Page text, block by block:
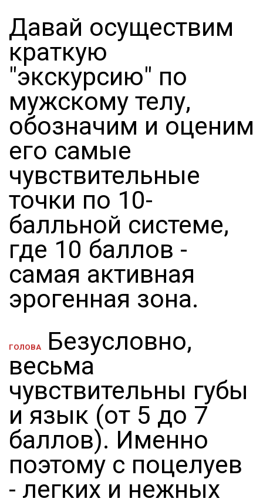
Давай осуществим
краткую
"экскурсию" по
мужскому телу,
обозначим и оценим
его самые
чувствительные
точки по 10-
балльной системе,
где 10 баллов -
самая активная
эрогенная зона.
ГОЛОВА
Безусловно,
весьма
чувствительны губы
и язык (от 5 до 7
баллов). Именно
поэтому с поцелуев
- легких и нежных